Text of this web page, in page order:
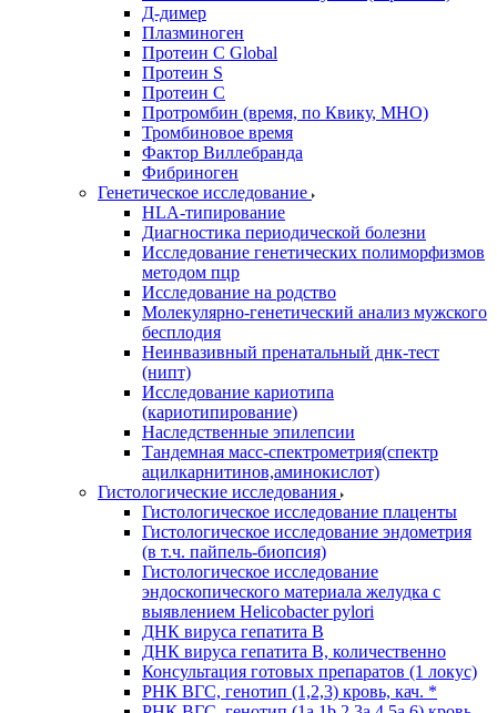
Д-димер
Плазминоген
Протеин C Global
Протеин S
Протеин С
Протромбин (время, по Квику, МНО)
Тромбиновое время
Фактор Виллебранда
Фибриноген
Генетическое исследование
HLA-типирование
Диагностика периодической болезни
Исследование генетических полиморфизмов
методом пцр
Исследование на родство
Молекулярно-генетический анализ мужского
бесплодия
Неинвазивный пренатальный днк-тест
(нипт)
Исследование кариотипа
(кариотипирование)
Наследственные эпилепсии
Тандемная масс-спектрометрия(спектр
ацилкарнитинов,аминокислот)
Гистологические исследования
Гистологическое исследование плаценты
Гистологическое исследование эндометрия
(в т.ч. пайпель-биопсия)
Гистологическое исследование
эндоскопического материала желудка с
выявлением Helicobacter pylori
ДНК вируса гепатита B
ДНК вируса гепатита B, количественно
Консультация готовых препаратов (1 локус)
РНК ВГC, генотип (1,2,3) кровь, кач. *